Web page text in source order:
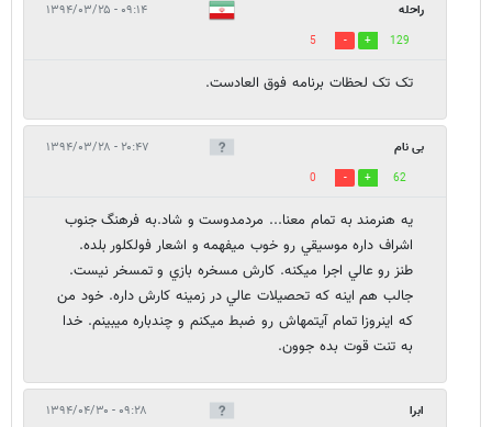
راحله ۰۹:۱۴ - ۱۳۹۴/۰۳/۲۵
129
5
تک تک لحظات برنامه فوق العادست.
بی نام ۲۰:۴۷ - ۱۳۹۴/۰۳/۲۸
62
0
يه هنرمند به تمام معنا... مردمدوست و شاد.به فرهنگ جنوب
اشراف داره موسيقي رو خوب ميفهمه و اشعار فولكلور بلده.
طنز رو عالي اجرا ميكنه. كارش مسخره بازي و تمسخر نيست.
جالب هم اينه كه تحصيلات عالي در زمينه كارش داره. خود من
كه اينروزا تمام آيتمهاش رو ضبط ميكنم و چندباره ميبينم. خدا
به تنت قوت بده جوون.
ابرا ۰۹:۲۸ - ۱۳۹۴/۰۴/۳۰